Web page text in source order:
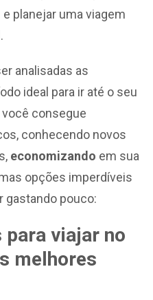
e planejar uma viagem
analisadas as
ideal para ir até o seu
consegue
conhecendo novos
economizando em sua
opções imperdíveis
gastando pouco:
para viajar no
melhores